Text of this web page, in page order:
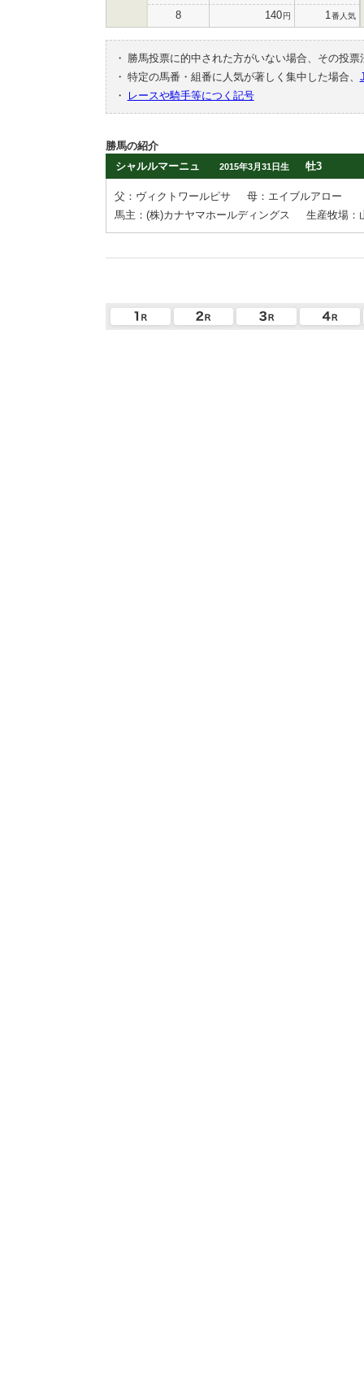
8 140円 1 番人気
・
勝馬投票に的中された方がいない場合、その投
・ 特定の馬番・組番に人気が著しく集中した場合、
・
レースや騎手等につく記号
勝馬の紹介
シャルルマーニュ
2015年3月31日生 牡3
父：ヴィクトワールピサ
母：エイブルアロー
馬主：(株)カナヤマホールディングス
生産牧場：